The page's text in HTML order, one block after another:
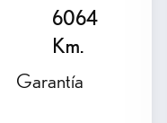
6064
Km.
Garantía